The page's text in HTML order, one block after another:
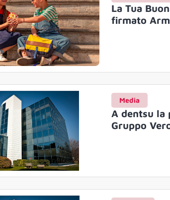
La Tua
firmato
Media
A dentsu la
Gruppo